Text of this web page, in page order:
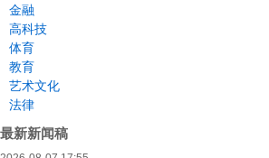
金融
高科技
体育
教育
艺术文化
法律
最新新闻稿